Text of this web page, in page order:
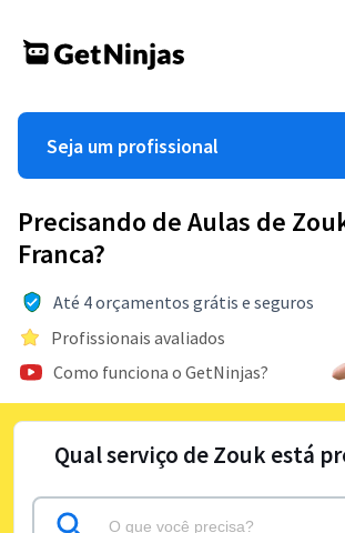
Seja um profissional
Precisando de Aulas de
Franca?
Até 4 orçamentos grátis e seguros
Profissionais avaliados
Como funciona o GetNinjas?
Qual serviço de Zouk está